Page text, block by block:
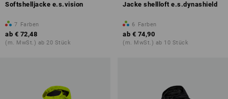
Softshelljacke e.s.vision
7 Farben
ab € 72,48
(m. MwSt.) ab 20 Stück
Jacke shellloft e.s.dynashield
6 Farben
ab € 74,90
(m. MwSt.) ab 10 Stück